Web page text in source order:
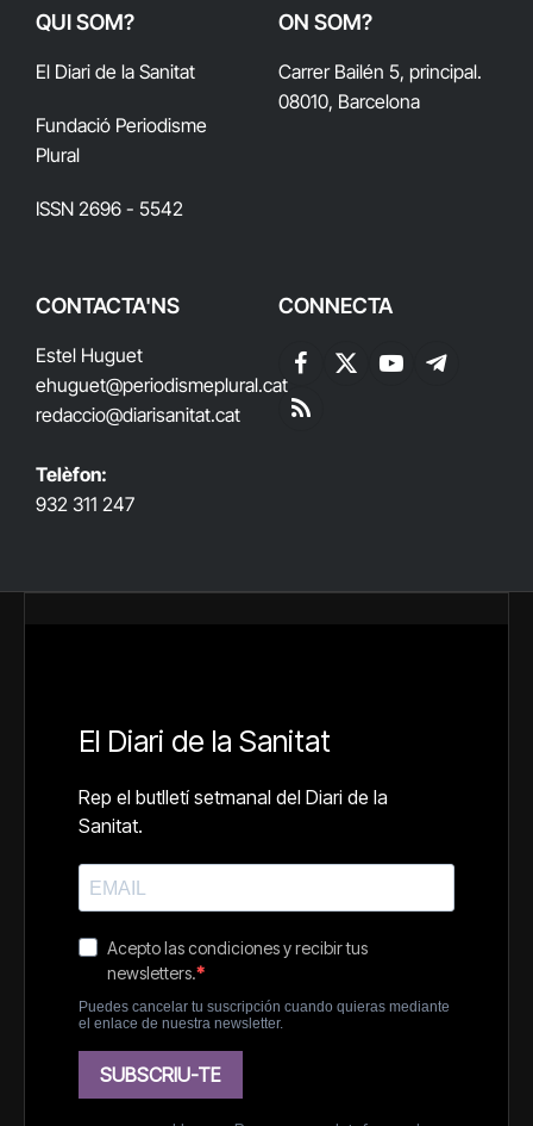
QUI SOM?
El Diari de la Sanitat
Fundació Periodisme
Plural
ISSN 2696 - 5542
ON SOM?
Carrer Bailén 5, principal.
08010, Barcelona
CONTACTA'NS
Estel Huguet
ehuguet@periodismeplural.cat
redaccio@diarisanitat.cat
Telèfon:
932 311 247
CONNECTA
Facebook
X
YouTubeTelegram
RSS